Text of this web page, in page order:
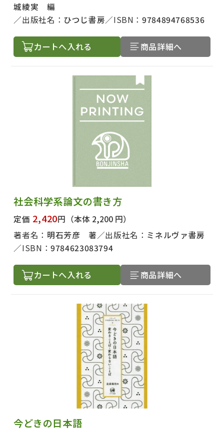
城綾実 編
出版社名： ひつじ書房 ISBN：9784894768536
カートへ入れる 商品詳細へ
社会科学系論文の書き方
定価 2,420円 （本体 2,200 円）
著者名： 明石芳彦 著 出版社名： ミネルヴァ書房
ISBN：9784623083794
カートへ入れる 商品詳細へ
今どきの日本語